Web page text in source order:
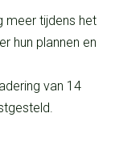
meer tijdens het
hun plannen en
van 14